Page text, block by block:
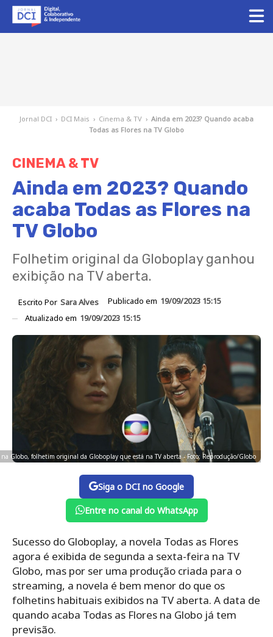
Jornal DCI › DCI Mais › Cinema & TV › Ainda em 2023? Quando acaba
Todas as Flores na TV Globo
CINEMA & TV
Ainda em 2023? Quando
acaba Todas as Flores na
TV Globo
Folhetim original da Globoplay ganhou
exibição na TV aberta.
Escrito Por Sara Alves Publicado em 19/09/2023 15:15
Atualizado em 19/09/2023 15:15
na Globo, folhetim original da Globoplay que está na TV aberta - Foto: Reprodução/Globo
Siga o DCI no Google
Entre no canal do WhatsApp
Sucesso do Globoplay, a novela Todas as Flores
agora é exibida de segunda a sexta-feira na TV
Globo, mas por ser uma produção criada para o
streaming, a novela é bem menor do que os
folhetins habituais exibidos na TV aberta. A data de
quando acaba Todas as Flores na Globo já tem
previsão.